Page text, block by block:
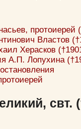
протоиерей
Властов
Херасков
А.П. Лопухина
свт.